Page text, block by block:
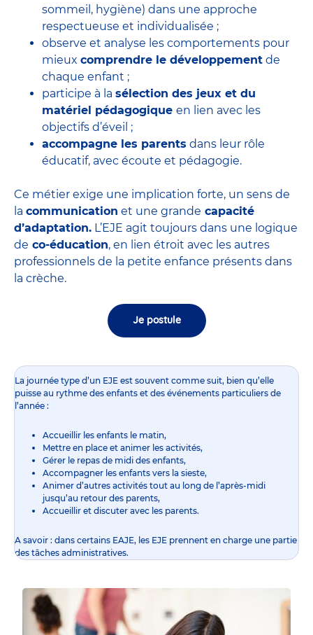
sommeil, hygiène) dans une approche
respectueuse et individualisée ;
observe et analyse les comportements pour
mieux comprendre le développement de
chaque enfant ;
participe à la sélection des jeux et du
matériel pédagogique en lien avec les
objectifs d’éveil ;
accompagne les parents dans leur rôle
éducatif, avec écoute et pédagogie.
Ce métier exige une implication forte, un sens de
la communication et une grande capacité
d’adaptation. L’EJE agit toujours dans une logique
de co-éducation, en lien étroit avec les autres
professionnels de la petite enfance présents dans
la crèche.
Je postule
La journée type d’un EJE est souvent comme suit, bien qu’elle
puisse au rythme des enfants et des événements particuliers de
l’année :
Accueillir les enfants le matin,
Mettre en place et animer les activités,
Gérer le repas de midi des enfants,
Accompagner les enfants vers la sieste,
Animer d’autres activités tout au long de l’après-midi
jusqu’au retour des parents,
Accueillir et discuter avec les parents.
A savoir : dans certains EAJE, les EJE prennent en charge une partie
des tâches administratives.